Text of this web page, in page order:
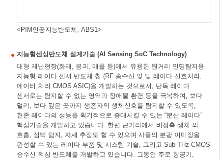
<PIM인공지능반도체, ABS1>
지능형센싱반도체 설계기술 (AI Sensing SoC Technology)
대형 재난현장(화재, 붕괴, 매몰 등)에서 유용한 원거리 인명탐지용
지능형 레이다 센서 반도체 칩 (RF 송수신 및 및 레이다 신호처리,
데이터 처리 CMOS ASIC)을 개발하는 것으로서, 단독 레이다
센서로는 탐지할 수 없는 영역과 장애물 환경 등을 극복하여, 보다
멀리, 보다 깊은 곳까지 생존자의 생체신호를 탐지할 수 있도록,
현존 레이다의 성능을 획기적으로 증대시킬 수 있는 “분산 레이다”
핵심기술을 개발하고 있습니다. 한편 근거리에서 비접촉 생체 의
호흡, 심박 탐지, 자세 추정도 할 수 있으며 사물의 분광 이미징을
완성할 수 있는 레이다 부품 및 시스템 기술, 그리고 Sub-THz CMOS
송수신 핵심 반도체를 개발하고 있습니다. 그동안 주로 항공기,